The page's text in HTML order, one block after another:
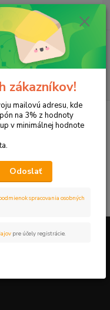
Hľadať
ks
za 0,00 EUR
KX-FP364
zákazníkov!
mailovú adresu, kde
na 3% z hodnoty
v minimálnej hodnote
Odoslať
spracovania osobných
pre účely registrácie.